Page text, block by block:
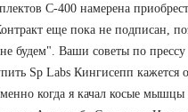
С-400 намерена
еще пока не подписан,
будем". Ваши советы по
Sp Labs Кингисепп кажется
когда я качал косые мышцы